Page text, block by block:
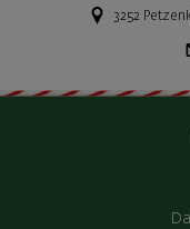
3252